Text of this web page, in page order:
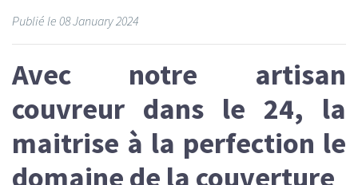
Publié le 08January 2024
Avec notre artisan
couvreur dans le 24, la
maitrise à la perfection le
domaine de la couverture